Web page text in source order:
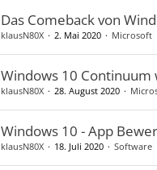
Das Comeback von
klausN80X 2. Mai 2020 Microsoft
Windows 10
klausN80X 28. August 2020
Windows 10 - App
klausN80X 18. Juli 2020 Software